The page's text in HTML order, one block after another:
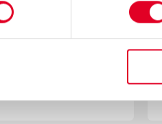
is? Op school hebben
ze de methode